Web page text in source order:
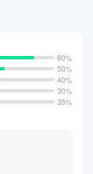
80%
50%
40%
30%
35%